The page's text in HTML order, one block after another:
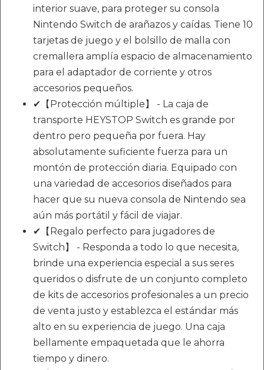
interior suave, para proteger su consola
Nintendo Switch de arañazos y caídas. Tiene 10
tarjetas de juego y el bolsillo de malla con
cremallera amplía espacio de almacenamiento
para el adaptador de corriente y otros
accesorios pequeños.
✔【Protección múltiple】 - La caja de
transporte HEYSTOP Switch es grande por
dentro pero pequeña por fuera. Hay
absolutamente suficiente fuerza para un
montón de protección diaria. Equipado con
una variedad de accesorios diseñados para
hacer que su nueva consola de Nintendo sea
aún más portátil y fácil de viajar.
✔【Regalo perfecto para jugadores de
Switch】 - Responda a todo lo que necesita,
brinde una experiencia especial a sus seres
queridos o disfrute de un conjunto completo
de kits de accesorios profesionales a un precio
de venta justo y establezca el estándar más
alto en su experiencia de juego. Una caja
bellamente empaquetada que le ahorra
tiempo y dinero.